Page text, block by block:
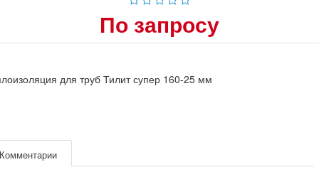
По запросу
для труб Тилит супер 160-25 мм